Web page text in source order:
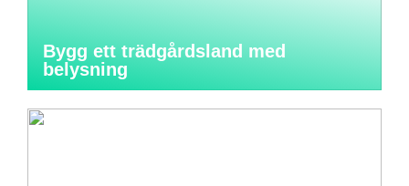
Bygg ett trädgårdsland med
belysning